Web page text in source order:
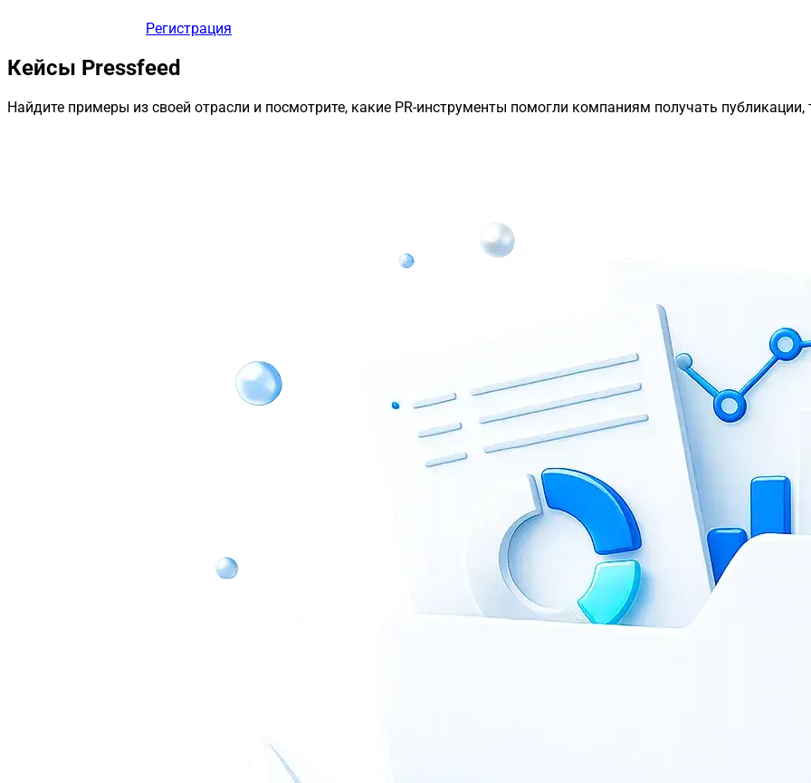
Регистрация
Кейсы Pressfeed
Найдите примеры из своей отрасли и посмотрите, какие PR-инструменты помогли компаниям получать